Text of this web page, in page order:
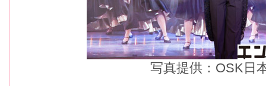
写真提供：OSK日